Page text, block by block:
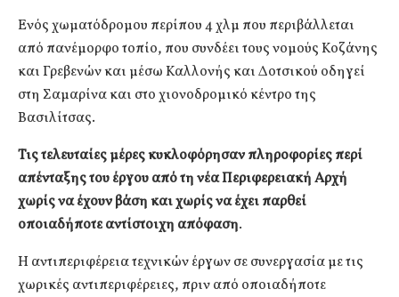
Ενός χωματόδρομου περίπου 4 χλμ που περιβάλλεται
από πανέμορφο τοπίο, που συνδέει τους νομούς Κοζάνης
και Γρεβενών και μέσω Καλλονής και Δοτσικού οδηγεί
στη Σαμαρίνα και στο χιονοδρομικό κέντρο της
Βασιλίτσας.
Τις τελευταίες μέρες κυκλοφόρησαν πληροφορίες περί
απένταξης του έργου από τη νέα Περιφερειακή Αρχή
χωρίς να έχουν βάση και χωρίς να έχει παρθεί
οποιαδήποτε αντίστοιχη απόφαση.
Η αντιπεριφέρεια τεχνικών έργων σε συνεργασία με τις
χωρικές αντιπεριφέρειες, πριν από οποιαδήποτε